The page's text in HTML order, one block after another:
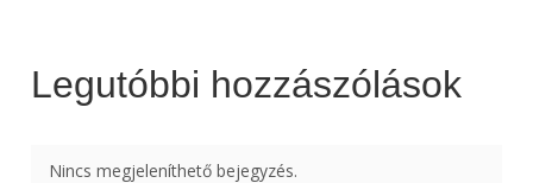
Legutóbbi hozzászólások
Nincs megjeleníthető bejegyzés.